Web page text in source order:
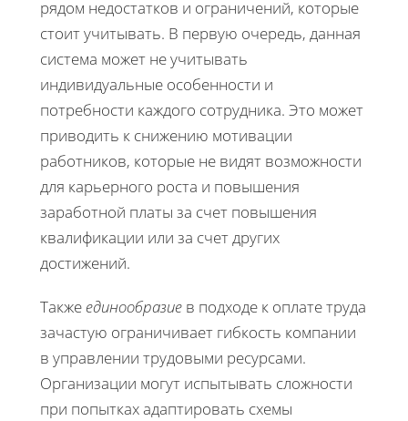
рядом недостатков и ограничений, которые
стоит учитывать. В первую очередь, данная
система может не учитывать
индивидуальные особенности и
потребности каждого сотрудника. Это может
приводить к снижению мотивации
работников, которые не видят возможности
для карьерного роста и повышения
заработной платы за счет повышения
квалификации или за счет других
достижений.
Такжеединообразие в подходе к оплате труда
зачастую ограничивает гибкость компании
в управлении трудовыми ресурсами.
Организации могут испытывать сложности
при попытках адаптировать схемы